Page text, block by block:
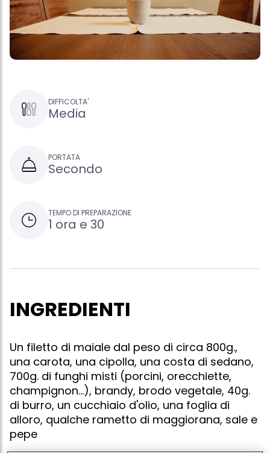
DIFFICOLTA'
Media
PORTATA
Secondo
TEMPO DI PREPARAZIONE
1 ora e 30
INGREDIENTI
Un filetto di maiale dal peso di circa 800g.,
una carota, una cipolla, una costa di sedano,
700g. di funghi misti (porcini, orecchiette,
champignon...), brandy, brodo vegetale, 40g.
di burro, un cucchiaio d'olio, una foglia di
alloro, qualche rametto di maggiorana, sale e
pepe